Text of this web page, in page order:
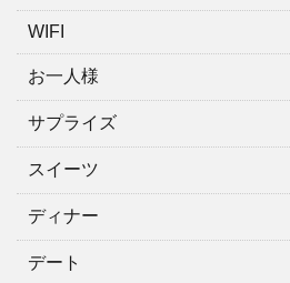
WIFI
お一人様
サプライズ
スイーツ
ディナー
デート